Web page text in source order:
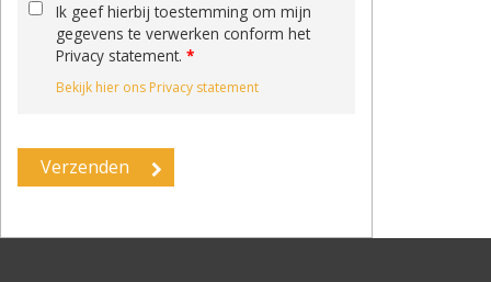
Ik geef hierbij toestemming om mijn
gegevens te verwerken conform het
Privacy statement. *
Bekijk hier ons Privacy statement